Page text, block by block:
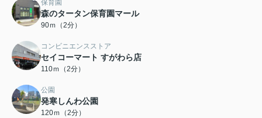
保育園
森のタータン保育園マール
90ｍ（2分）
コンビニエンスストア
セイコーマート すがわら店
110ｍ（2分）
公園
発寒しんわ公園
120ｍ（2分）